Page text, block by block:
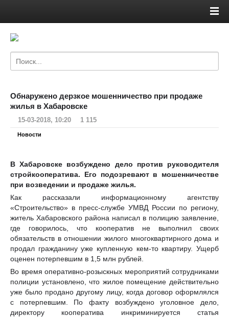
Обнаружено дерзкое мошенничество при продаже
жилья в Хабаровске
15-03-2018, 10:20 1 115
Новости
В Хабаровске возбуждено дело против руководителя
стройкооператива. Его подозревают в мошенничестве
при возведении и продаже жилья.
Как рассказали информационному агентству
«Строительство» в пресс-службе УМВД России по региону,
житель Хабаровского района написал в полицию заявление,
где говорилось, что кооператив не выполнил своих
обязательств в отношении жилого многоквартирного дома и
продал гражданину уже купленную кем-то квартиру. Ущерб
оценен потерпевшим в 1,5 млн рублей.
Во время оперативно-розыскных мероприятий сотрудниками
полиции установлено, что жилое помещение действительно
уже было продано другому лицу, когда договор оформлялся
с потерпевшим. По факту возбуждено уголовное дело,
директору кооператива инкриминируется статья